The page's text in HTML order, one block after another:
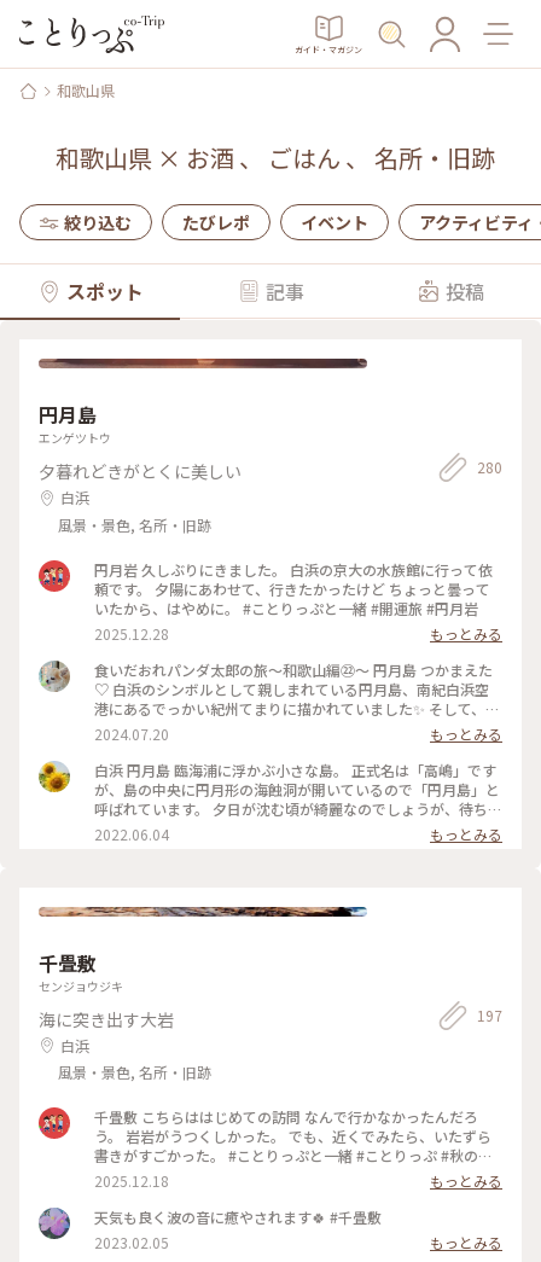
ガイド・マガジン
和歌山県
和歌山県 × お酒 、 ごはん 、 名所・旧跡
絞り込む たびレポ イベント アクティビティ
スポット 記事 投稿
円月島
エンゲツトウ
夕暮れどきがとくに美しい
白浜
風景・景色, 名所・旧跡
280
円月岩 久しぶりにきました。 白浜の京大の水族館に行って依
頼です。 夕陽にあわせて、行きたかったけど ちょっと曇って
いたから、はやめに。 #ことりっぷと一緒 #開運旅 #円月岩
2025.12.28
もっとみる
食いだおれパンダ太郎の旅～和歌山編㉒～ 円月島 つかまえた
♡ 白浜のシンボルとして親しまれている円月島、南紀白浜空
港にあるでっかい紀州てまりに描かれていました✨️ そして、そ
の左下には小さなてまりで、年に2回春分の日と秋分の日だけ
に見られるという円の中に夕日が入る絶景が描かれていました
よ🌅 #なんて素敵な和歌山なんでしょう #和歌山 #白浜 #円月
島#紀州てまり#まだ帰らないよ
2024.07.20
もっとみる
白浜 円月島 臨海浦に浮かぶ小さな島。 正式名は「高嶋」です
が、島の中央に円月形の海蝕洞が開いているので「円月島」と
呼ばれています。 夕日が沈む頃が綺麗なのでしょうが、待ちき
れず逆光でしたが記念にパシャリ✨ 春分や秋分の頃には穴の部
分に夕日が見られるそうです🌅 見所が沢山あった和歌山の海
2022.06.04 もっとみる
千畳敷
センジョウジキ
海に突き出す大岩
白浜
風景・景色, 名所・旧跡
197
千畳敷 こちらははじめての訪問 なんで行かなかったんだろ
う。 岩岩がうつくしかった。 でも、近くでみたら、いたずら
書きがすごかった。 #ことりっぷと一緒 #ことりっぷ #秋の装
い #千畳敷
2025.12.18
もっとみる
天気も良く波の音に癒やされます🍀 #千畳敷
2023.02.05
もっとみる